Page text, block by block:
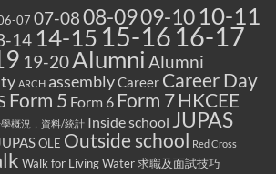
07 07-0808-0909-10 10-11
14 14-15 15-16 16-17
19-20Alumni Alumni
ARCH assemblyCareer Career Day
Form 5 Form 6 Form 7HKCEE
學概況，資料/統計 Inside school JUPAS
OLE Outside school
Red Cross
Walk for Living Water 求職及面試技巧